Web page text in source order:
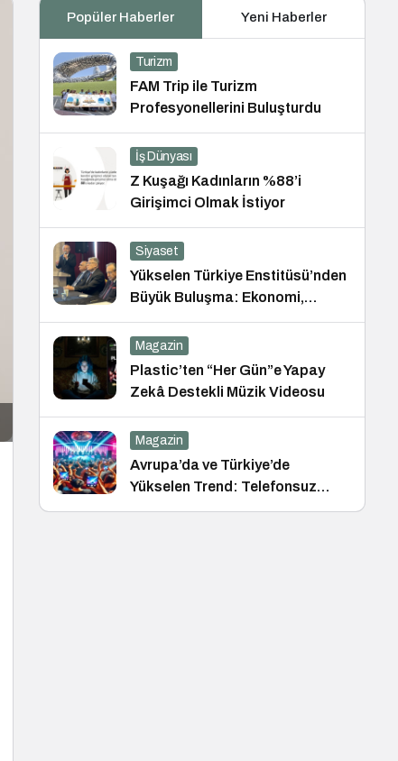
Popüler Haberler Yeni Haberler
Turizm
FAM Trip ile Turizm
Profesyonellerini Buluşturdu
İş Dünyası
Z Kuşağı Kadınların %88’i
Girişimci Olmak İstiyor
Siyaset
Yükselen Türkiye Enstitüsü’nden
Büyük Buluşma: Ekonomi,
Güvenlik Politikaları ve Hukuk
Konferansı
Magazin
Plastic’ten “Her Gün”e Yapay
Zekâ Destekli Müzik Videosu
Magazin
Avrupa’da ve Türkiye’de
Yükselen Trend: Telefonsuz
Gece Kulüpleri